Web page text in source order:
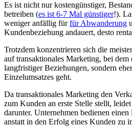
Es ist nicht nur kostengünstiger,
betreiben (es ist 6-7 Mal günstiger!).
weniger anfällig fürfür Abwanderung
Kundenbeziehung andauert, desto
Trotzdem konzentrieren sich die
auf transaktionales Marketing, bei
langfristiger Beziehungen, sondern
Einzelumsatzes geht.
Da transaktionales Marketing den
zum Kunden an erste Stelle stellt,
darunter. Unternehmen bedienen
anstatt in den Erfolg eines Kunden zu